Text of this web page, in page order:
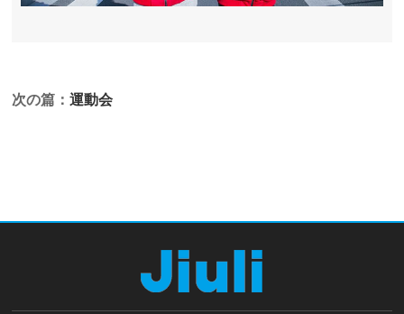
次の篇：運動会